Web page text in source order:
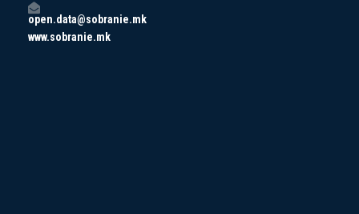
open.data@sobranie.mk
www.sobranie.mk